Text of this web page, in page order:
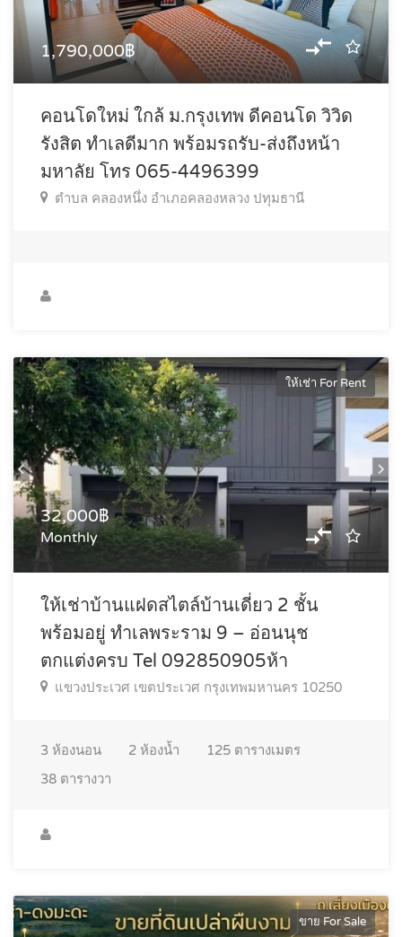
1,790,000฿
คอนโดใหม่ ใกล้ ม.กรุงเทพ ดีคอนโด วิวิด
รังสิต ทำเลดีมาก พร้อมรถรับ-ส่งถึงหน้า
มหาลัย โทร 065-4496399
ตำบล คลองหนึ่ง อำเภอคลองหลวง ปทุมธานี
ให้เช่า For Rent
32,000฿
Monthly
ให้เช่าบ้านแฝดสไตล์บ้านเดี่ยว 2 ชั้น
พร้อมอยู่ ทำเลพระราม 9 – อ่อนนุช
ตกแต่งครบ Tel 092850905ห้า
แขวงประเวศ เขตประเวศ กรุงเทพมหานคร 10250
3 ห้องนอน 2 ห้องน้ำ 125 ตารางเมตร
38 ตารางวา
ขาย For Sale